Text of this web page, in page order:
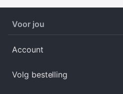
Voor jou
Account
Volg bestelling